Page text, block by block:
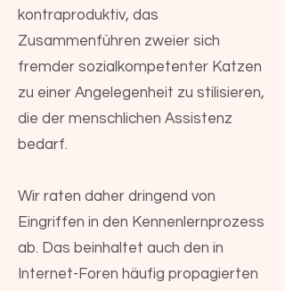
kontraproduktiv, das
Zusammenführen zweier sich
fremder sozialkompetenter Katzen
zu einer Angelegenheit zu stilisieren,
die der menschlichen Assistenz
bedarf.
Wir raten daher dringend von
Eingriffen in den Kennenlernprozess
ab. Das beinhaltet auch den in
Internet-Foren häufig propagierten